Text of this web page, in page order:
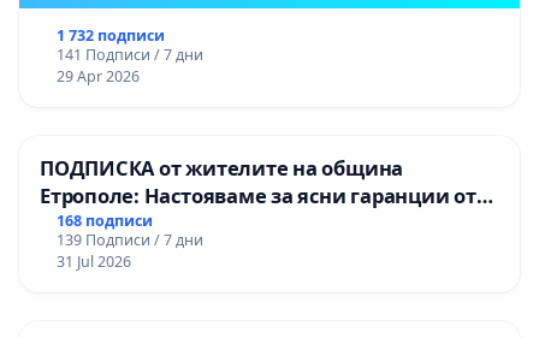
1 732 подписи
141 Подписи / 7 дни
29 Apr 2026
ПОДПИСКА от жителите на община
Етрополе: Настояваме за ясни гаранции от
“Елаците-МЕД” АД и от държавата, че ще се
изпълнят всички екологични норми!
168 подписи
139 Подписи / 7 дни
31 Jul 2026